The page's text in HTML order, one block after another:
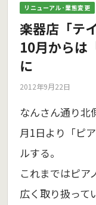
リニューアル･業態変更
楽器店「テ
10月からは
に
2012年9月22日
なんさん通り北
月1日より「ピ
ルする。
これまではピア
広く取り扱って